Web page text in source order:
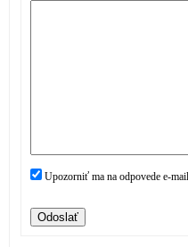
Upozorniť ma na odpovede e-
Odoslať